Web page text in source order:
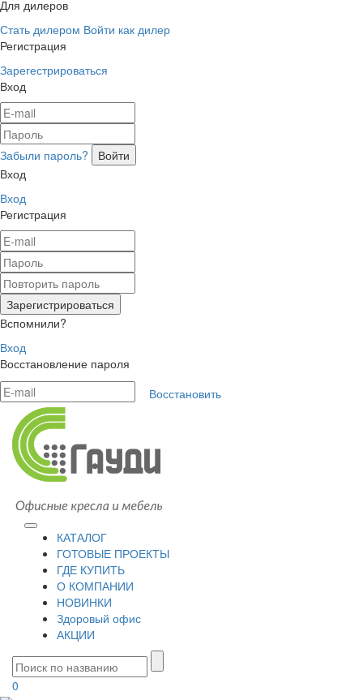
Для дилеров
Стать дилером Войти как дилер
Регистрация
Зарегестрироваться
Вход
Забыли пароль?
Вход
Вход
Регистрация
Вспомнили?
Вход
Восстановление пароля
Восстановить
КАТАЛОГ
ГОТОВЫЕ ПРОЕКТЫ
ГДЕ КУПИТЬ
О КОМПАНИИ
НОВИНКИ
Здоровый офис
АКЦИИ
0